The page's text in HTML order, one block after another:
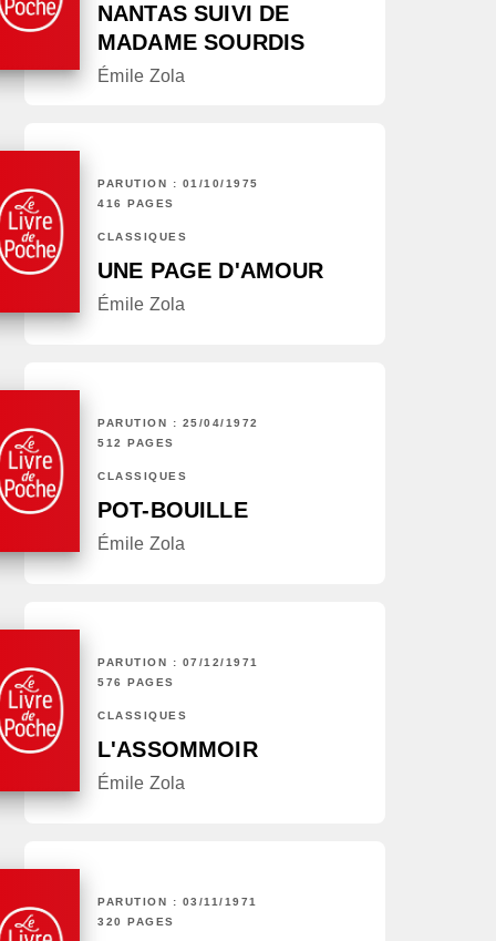
NANTAS SUIVI DE
MADAME SOURDIS
Émile Zola
PARUTION : 01/10/1975
416 PAGES
CLASSIQUES
UNE PAGE D'AMOUR
Émile Zola
PARUTION : 25/04/1972
512 PAGES
CLASSIQUES
POT-BOUILLE
Émile Zola
PARUTION : 07/12/1971
576 PAGES
CLASSIQUES
L'ASSOMMOIR
Émile Zola
PARUTION : 03/11/1971
320 PAGES